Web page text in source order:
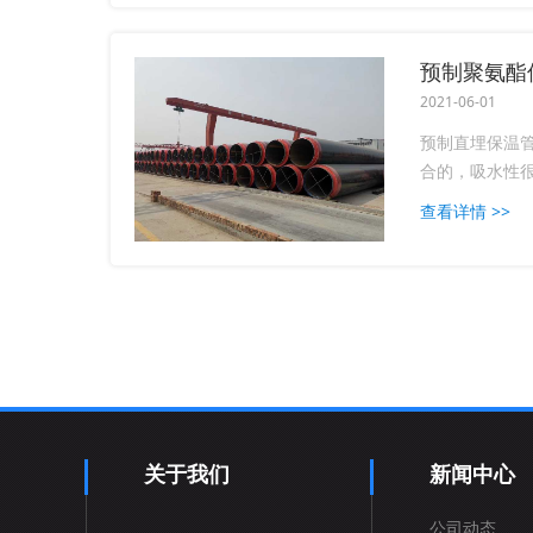
预制聚氨
2021-06-01
预制直埋保温
合的，吸水性
查看详情 >>
关于我们 新闻中心
公司动态